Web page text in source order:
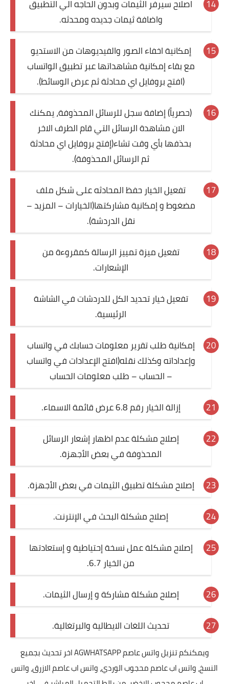
اصلاح سيرفر الثيمات وبدون الحاجه الي التطبيق
واضافة ثيمات جديده ومحدثه.
إمكانية اخفاء الصور والفيديوهات من الاستديو
مع بقاء إمكانية مشاهداتها عبر تطبيق الواتساب
(افتح بروفايل اي محادثة ثم عرض الوسائط).
(حصرياً) ‏إضافة سجل للرسائل المحذوفة، يمكنك
الان مشاهدة الرسائل التي قام الطرف الاخر
بحذفها بأي وقت تشاء(إفتح بروفايل اي محادثة
ثم الرسائل المحذوفة).
تفعيل الخيار حفظ المحادثه على شكل ملف
مضغوط و إمكانية مشاركتها(الخيارات – المزيد –
نقل الدردشة).
تفعيل ميزة تمييز الرسالة كمقروءة من
الإشعارات.
تفعيل خيار تحديد الكل للدردشات في الشاشة
الرئيسية.
إمكانية طلب تقرير معلومات حسابك في واتساب
وإعداداته وكذلك نقله(افتح الإعدادات في واتساب
– الحساب – طلب معلومات الحساب
إزالة الخيار رقم 6.8 عرض قائمة الاسماء.
إصلاح مشكلة عدم اظهار إشعار الرسائل
المحذوفة في بعض الأجهزة.
إصلاح مشكلة تطبيق الثيمات في بعض الأجهزة.
إصلاح مشكلة البحث في الإنترنت.
إصلاح مشكلة عمل نسخة إحتياطية و إستعادتها
من الخيار 6.7.
إصلاح مشكلة مشاركة و إرسال الثيمات.
تحديث اللغات الايطالية والبرتغالية.
ويمكنكم تنزيل واتس عاصم AGWHATSAPP اخر تحديث بجميع
النسخ، واتس اب عاصم محجوب الوردي، واتس اب عاصم الازرق، واتس